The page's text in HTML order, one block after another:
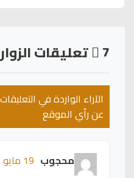
7 تعليقات الزوار
الآراء الواردة في
عن رأي الموقع
محجوب 19 مايو 2026 - 14:50